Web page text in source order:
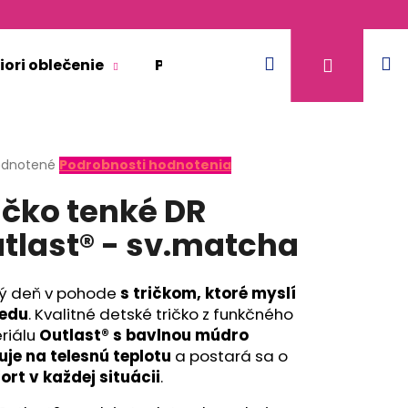
oblečenie Pre dospelých Doplnkový
Hľadať
Podrobnosti hodnotenia
tenké DR
- sv.matcha
deň v pohode s tričkom, ktoré myslí
. Kvalitné detské tričko z funkčného
Outlast® s bavlnou múdro
na telesnú teplotu a postará sa o
v každej situácii.
TENKÉ VÝSTRIH U